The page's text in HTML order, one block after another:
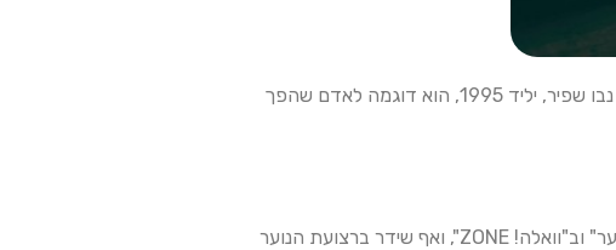
בעולם התקשורת הישראלי, שבו רבים מנסים למצוא את דרכם, יש כאלה שפשוט יודעים מה הם רוצים לעשות כבר מגיל צעיר. נבו שפיר, יליד 1995, הוא דוגמה לאדם שהפך
הסיפור של שפיר מתחיל הרבה לפני שרוב בני גילו חשבו בכלל על קריירה. כבר בגיל 16 הוא מצא את עצמו כותב ב"מעריב לנוער" וב"וואלה! ZONE", ואף שידר ברצועת הנוער